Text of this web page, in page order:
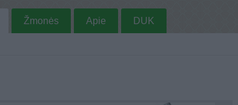
Žmonės Apie DUK